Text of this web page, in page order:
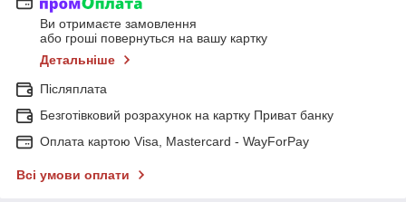
Ви отримаєте замовлення
або гроші повернуться на вашу картку
Детальніше
Післяплата
Безготівковий розрахунок на картку Приват банку
Оплата картою Visa, Mastercard - WayForPay
Всі умови оплати